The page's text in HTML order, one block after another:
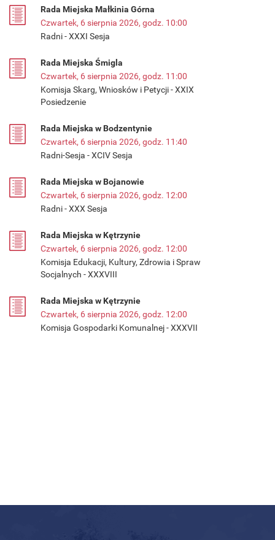
Rada Miejska Małkinia Górna
Czwartek, 6 sierpnia 2026, godz. 10:00
Radni - XXXI Sesja
Rada Miejska Śmigla
Czwartek, 6 sierpnia 2026, godz. 11:00
Komisja Skarg, Wniosków i Petycji - XXIX
Posiedzenie
Rada Miejska w Bodzentynie
Czwartek, 6 sierpnia 2026, godz. 11:40
Radni-Sesja - XCIV Sesja
Rada Miejska w Bojanowie
Czwartek, 6 sierpnia 2026, godz. 12:00
Radni - XXX Sesja
Rada Miejska w Kętrzynie
Czwartek, 6 sierpnia 2026, godz. 12:00
Komisja Edukacji, Kultury, Zdrowia i Spraw
Socjalnych - XXXVIII
Rada Miejska w Kętrzynie
Czwartek, 6 sierpnia 2026, godz. 12:00
Komisja Gospodarki Komunalnej - XXXVII